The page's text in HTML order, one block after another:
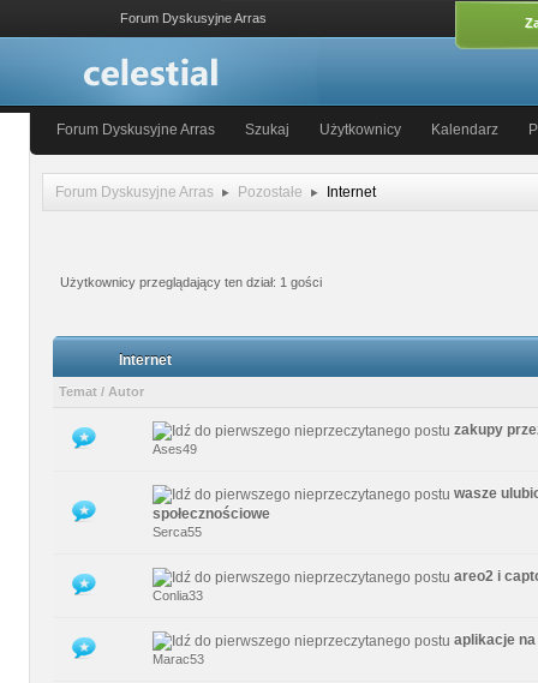
Forum Dyskusyjne Arras
Forum Dyskusyjne Arras Szukaj Użytkownicy Kalendarz
Forum Dyskusyjne Arras Pozostałe Internet
Użytkownicy przeglądający ten dział: 1 gości
Internet
Temat/ Autor
zakupy
Ases49
0 głosów - średnia ocena: 0 na 5 gwiazdek
12345
wasze
społecznościowe
Serca55
0 głosów - średnia ocena: 0 na 5 gwiazdek
12345
areo2 i
Conlia33
0 głosów - średnia ocena: 0 na 5 gwiazdek
12345
aplikacje
Marac53
0 głosów - średnia ocena: 0 na 5 gwiazdek
12345